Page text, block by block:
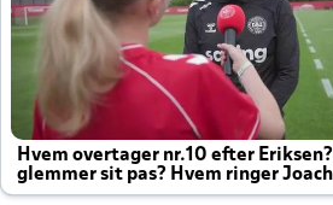
Hvem overtager nr.10 efter
glemmer sit pas? Hvem ringer
altid til efter kampe?